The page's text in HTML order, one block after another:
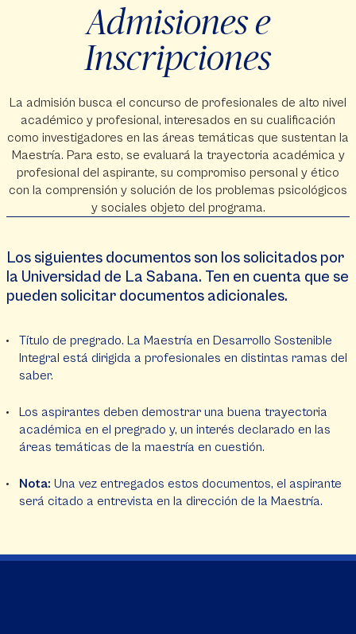
Admisiones e
Inscripciones
La admisión busca el concurso de profesionales de alto nivel
académico y profesional, interesados en su cualificación
como investigadores en las áreas temáticas que sustentan la
Maestría. Para esto, se evaluará la trayectoria académica y
profesional del aspirante, su compromiso personal y ético
con la comprensión y solución de los problemas psicológicos
y sociales objeto del programa.
Los siguientes documentos son los solicitados por
la Universidad de La Sabana. Ten en cuenta que se
pueden solicitar documentos adicionales.
Título de pregrado. La Maestría en Desarrollo Sostenible
Integral está dirigida a profesionales en distintas ramas del
saber.
Los aspirantes deben demostrar una buena trayectoria
académica en el pregrado y, un interés declarado en las
áreas temáticas de la maestría en cuestión.
Nota: Una vez entregados estos documentos, el aspirante
será citado a entrevista en la dirección de la Maestría.